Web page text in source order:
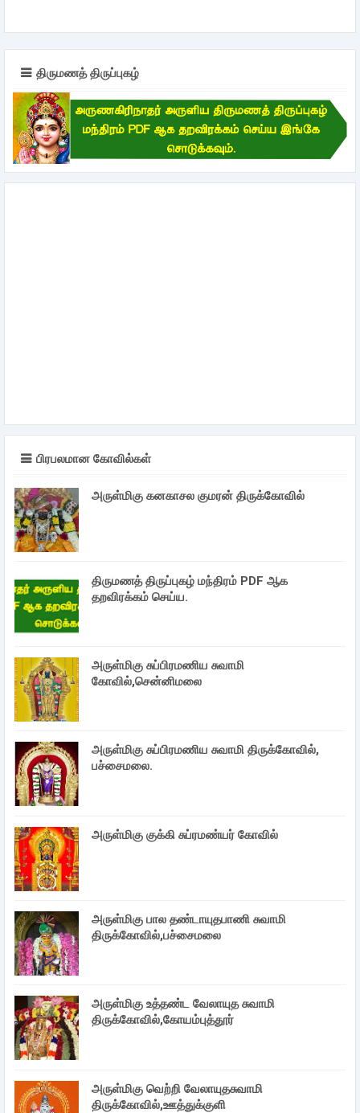
திருமணத் திருப்புகழ்
பிரபலமான கோவில்கள்
அருள்மிகு கனகாசல குமரன் திருக்கோவில்
திருமணத் திருப்புகழ் மந்திரம் PDF ஆக
தறவிரக்கம் செய்ய.
அருள்மிகு சுப்பிரமணிய சுவாமி
கோவில்,சென்னிமலை
அருள்மிகு சுப்பிரமணிய சுவாமி திருக்கோவில்,
பச்சைமலை.
அருள்மிகு குக்கி சுப்ரமண்யர் கோவில்
அருள்மிகு பால தண்டாயுதபாணி சுவாமி
திருக்கோவில்,பச்சைமலை
அருள்மிகு உத்தண்ட வேலாயுத சுவாமி
திருக்கோவில்,கோயம்புத்தூர்
அருள்மிகு வெற்றி வேலாயுதசுவாமி
திருக்கோவில்,ஊத்துக்குளி